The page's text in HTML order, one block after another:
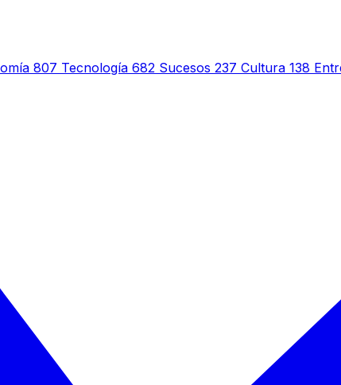
807 Tecnología 682 Sucesos 237 Cultura 138